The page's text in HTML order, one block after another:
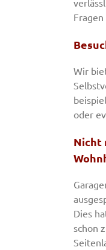
Wir
oder
Nicht
Dies
schon